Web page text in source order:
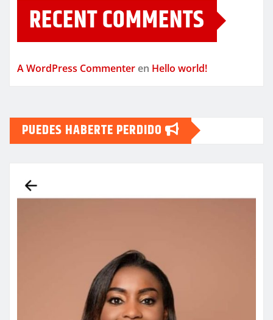
RECENT COMMENTS
A WordPress Commenter en Hello world!
PUEDES HABERTE PERDIDO